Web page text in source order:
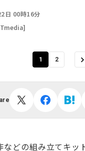
日 00時16分
1 2
どの組み立てキッ